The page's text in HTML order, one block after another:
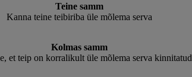
Teine samm
Kanna teine teibiriba üle mõlema serva
Kolmas samm
et teip on korralikult üle mõlema serva kinnitatud